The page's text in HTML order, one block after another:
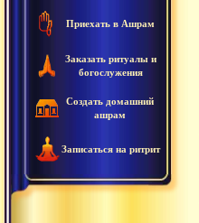
Приехать в Ашрам
Заказать ритуалы и
богослужения
Создать домашний
ашрам
Записаться на ритрит